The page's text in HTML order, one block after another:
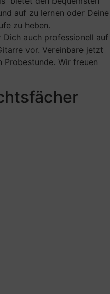
auf zu lernen oder Deine
zu heben.
auch professionell auf
vor. Vereinbare jetzt
Probestunde. Wir freuen